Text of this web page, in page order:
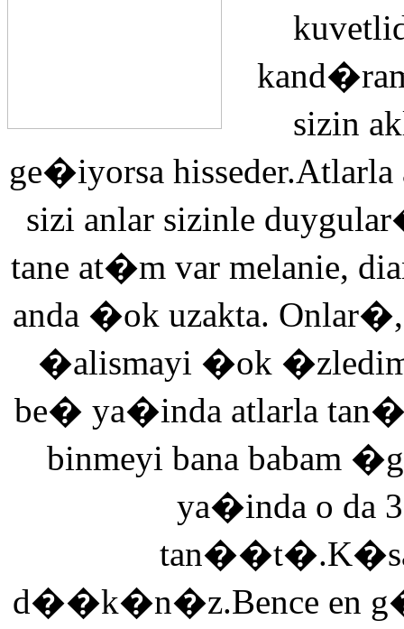
sizin
ge�iyorsa
sizi anlar sizinle
tane at�m var melanie,
anda �ok uzakta.
�alismayi �ok
be� ya�inda atlarla
binmeyi bana babam
ya�inda o da
d��k�n�z.Bence en